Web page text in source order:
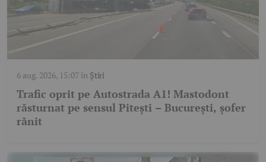
6 aug. 2026, 15:07în Știri
Trafic oprit pe Autostrada A1! Mastodont
răsturnat pe sensul Pitești – București, șofer
rănit